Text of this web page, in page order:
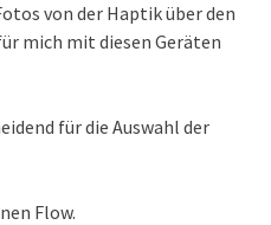
von der Haptik über den
mich mit diesen Geräten
für die Auswahl der
Flow.